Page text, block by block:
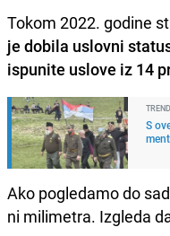
Tokom 2022. godine
je dobila uslovni
ispunite uslove iz 14
S
Ako pogledamo do
ni milimetra. Izgleda